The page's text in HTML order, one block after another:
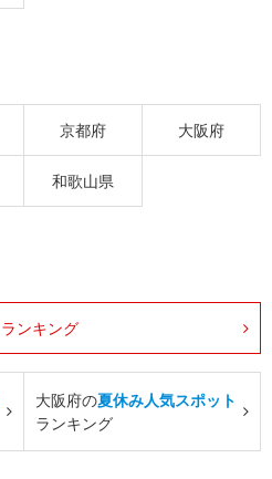
京都府 大阪府
和歌山県
ランキング
大阪府の夏休み人気スポット
ランキング